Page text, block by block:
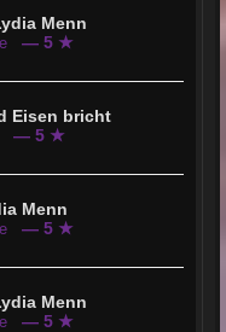
Menn
— 5 ★
Eisen bricht
— 5 ★
Menn
— 5 ★
Menn
— 5 ★